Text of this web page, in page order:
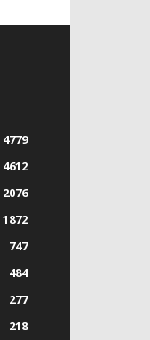
4779
4612
2076
1872
747
484
277
218